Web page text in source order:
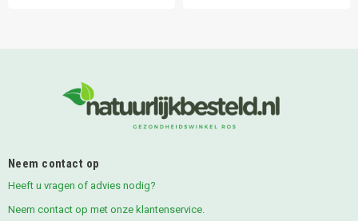
Neem contact op
Heeft u vragen of advies nodig?
Neem contact op met onze klantenservice.